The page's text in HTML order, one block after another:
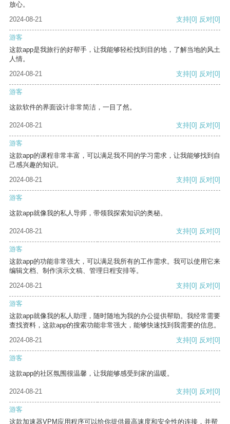
放心。
2024-08-21
支持[0] 反对[0]
游客
这款app是我旅行的好帮手，让我能够轻松找到目的地，了解当地的风土
人情。
2024-08-21
支持[0] 反对[0]
游客
这款软件的界面设计非常简洁，一目了然。
2024-08-21 支持[0] 反对[0]
游客
这款app的课程非常丰富，可以满足我不同的学习需求，让我能够找到自
己感兴趣的知识。
2024-08-21
支持[0] 反对[0]
游客
这款app就像我的私人导师，带领我探索知识的奥秘。
2024-08-21 支持[0] 反对[0]
游客
这款app的功能非常强大，可以满足我所有的工作需求。我可以使用它来
编辑文档、制作演示文稿、管理日程安排等。
2024-08-21
支持[0] 反对[0]
游客
这款app就像我的私人助理，随时随地为我的办公提供帮助。我经常需要
查找资料，这款app的搜索功能非常强大，能够快速找到我需要的信息。
2024-08-21
支持[0] 反对[0]
游客
这款app的社区氛围很温馨，让我能够感受到家的温暖。
2024-08-21 支持[0] 反对[0]
游客
这款加速器VPM应用程序可以给你提供最高速度和安全性的连接，并帮